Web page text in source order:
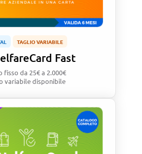
TAGLIO VARIABILE
Fast
fissoda 25€ a 2.000€
variabile disponibile